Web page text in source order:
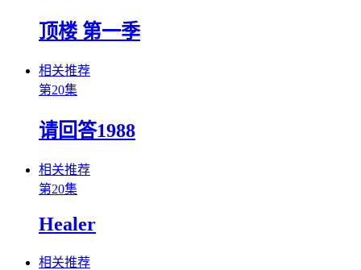
顶楼 第一季
相关推荐
第20集
请回答1988
相关推荐
第20集
Healer
相关推荐